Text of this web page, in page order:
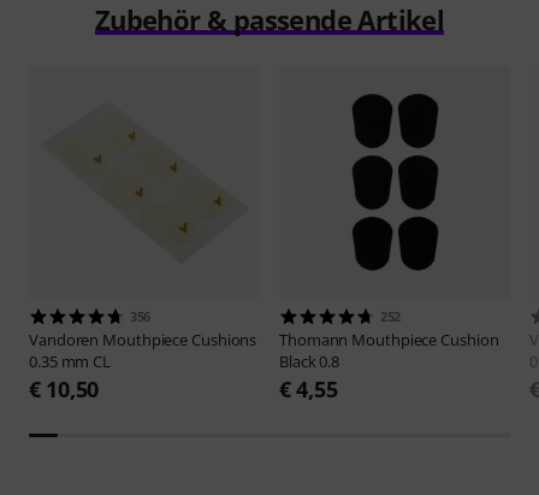
Zubehör & passende Artikel
356
Vandoren Mouthpiece Cushions
0.35 mm CL
€ 10,50
252
Thomann Mouthpiece Cushion
Black 0.8
€ 4,55